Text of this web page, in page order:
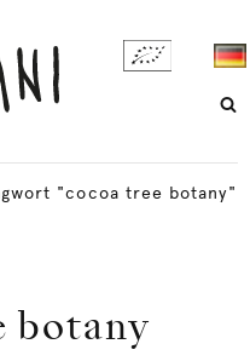
"cocoa tree botany"
botany